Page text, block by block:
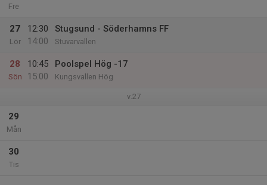
Fre
27
Lör
12:30
14:00
Stugsund - Söderhamns FF
Stuvarvallen
28
Sön
10:45
15:00
Poolspel Hög -17
Kungsvallen Hög
v.27
29
Mån
30
Tis